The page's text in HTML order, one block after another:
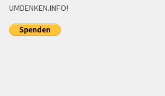
UMDENKEN.INFO!